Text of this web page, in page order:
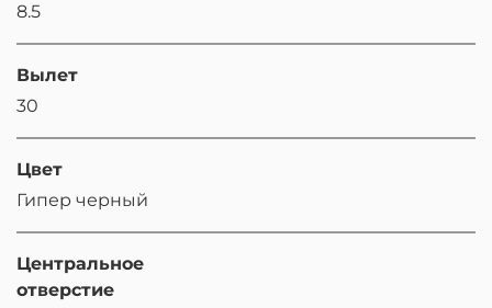
8.5
Вылет
30
Цвет
Гипер черный
Центральное
отверстие